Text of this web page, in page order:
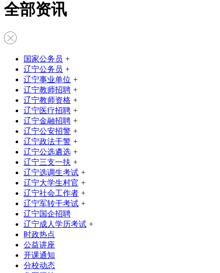
全部资讯
国家公务员 +
辽宁公务员 +
辽宁事业单位 +
辽宁教师招聘 +
辽宁教师资格 +
辽宁医疗招聘 +
辽宁金融招聘 +
辽宁公安招警 +
辽宁政法干警 +
辽宁公选遴选 +
辽宁三支一扶 +
辽宁选调生考试 +
辽宁大学生村官 +
辽宁社会工作者 +
辽宁军转干考试 +
辽宁国企招聘
辽宁成人学历考试 +
时政热点
公益讲座
开课通知
分校动态